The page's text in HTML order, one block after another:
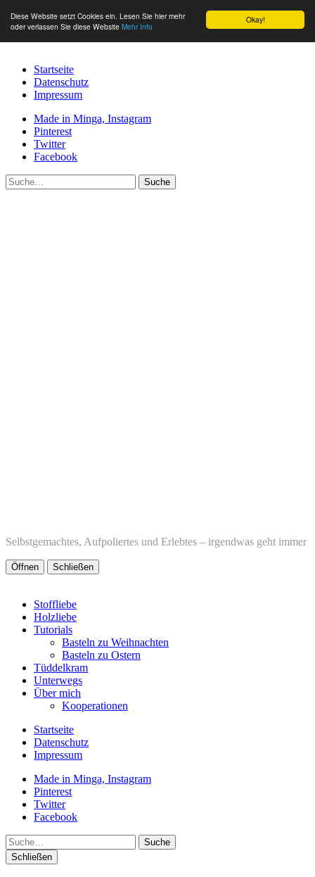
Okay!
Diese Website setzt Cookies ein. Lesen Sie hier mehr
oder verlassen Sie diese Website Mehr Info
Startseite
Datenschutz
Impressum
Made in Minga, Instagram
Pinterest
Twitter
Facebook
Suche
Selbstgemachtes, Aufpoliertes und Erlebtes – irgendwas geht immer
Öffnen Schließen
Stoffliebe
Holzliebe
Tutorials
Basteln zu Weihnachten
Basteln zu Ostern
Tüddelkram
Unterwegs
Über mich
Kooperationen
Startseite
Datenschutz
Impressum
Made in Minga, Instagram
Pinterest
Twitter
Facebook
Suche
Schließen